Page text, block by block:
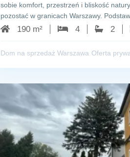
sobie komfort, przestrzeń i bliskość
pozostać w granicach Warszawy.
190 m² 4 2
Dom na sprzedaż Warszawa Oferta